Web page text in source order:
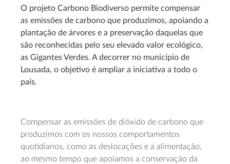
O projeto Carbono Biodiverso permite compensar
as emissões de carbono que produzimos, apoiando a
plantação de árvores e a preservação daquelas que
são reconhecidas pelo seu elevado valor ecológico,
as Gigantes Verdes. A decorrer no município de
Lousada, o objetivo é ampliar a iniciativa a todo o
país.
Compensar as emissões de dióxido de carbono que
produzimos com os nossos comportamentos
quotidianos, como as deslocações e a alimentação,
ao mesmo tempo que apoiamos a conservação da